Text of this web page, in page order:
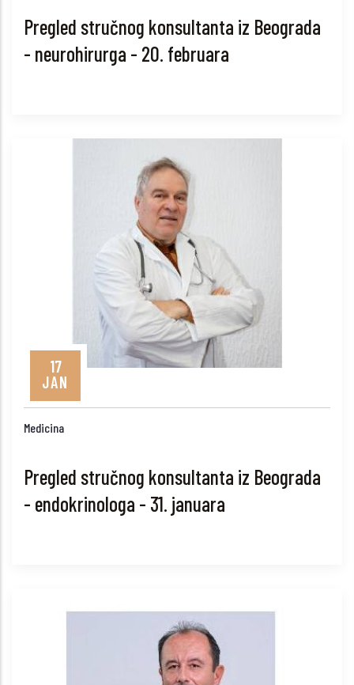
Pregled stručnog konsultanta iz Beograda
- neurohirurga - 20. februara
17
JAN
Medicina
Pregled stručnog konsultanta iz Beograda
- endokrinologa - 31. januara